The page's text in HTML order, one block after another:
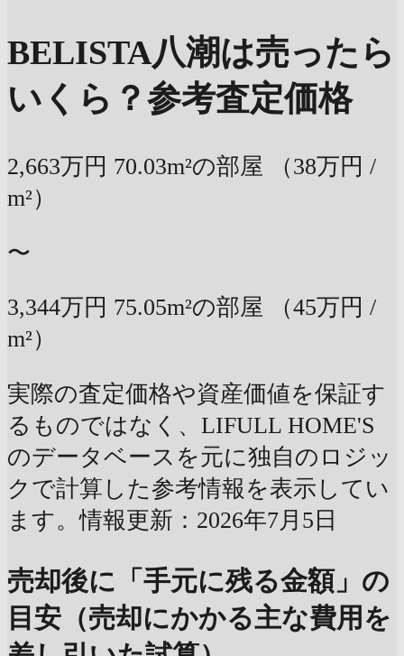
BELISTA八潮は売ったら
いくら？参考査定価格
2,663万円 70.03m²の部屋
（38万円 /
m²）
〜
3,344万円 75.05m²の部屋
（45万円 /
m²）
実際の査定価格や資産価値を保証す
るものではなく、LIFULL HOME'S
のデータベースを元に独自のロジッ
クで計算した参考情報を表示してい
ます。情報更新：2026年7月5日
売却後に「手元に残る金額」の
目安（売却にかかる主な費用を